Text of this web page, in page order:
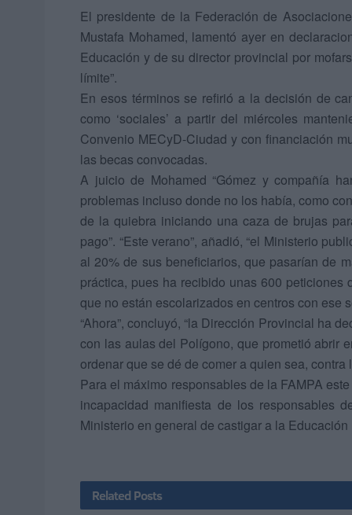
El presidente de la Federación de
Mustafa Mohamed, lamentó ayer en
Educación y de su director provincial por
límite”.
En esos términos se refirió a la decisión de
como ‘sociales’ a partir del miércoles
Convenio MECyD-Ciudad y con financiación
las becas convocadas.
A juicio de Mohamed “Gómez y compañía
problemas incluso donde no los había, como
de la quiebra iniciando una caza de brujas
pago”. “Este verano”, añadió, “el Ministerio
al 20% de sus beneficiarios, que pasarían de
práctica, pues ha recibido unas 600
que no están escolarizados en centros con ese
“Ahora”, concluyó, “la Dirección Provincial ha
con las aulas del Polígono, que prometió abrir
ordenar que se dé de comer a quien sea,
Para el máximo responsables de la FAMPA
incapacidad manifiesta de los responsables
Ministerio en general de castigar a la Educación
Related Posts